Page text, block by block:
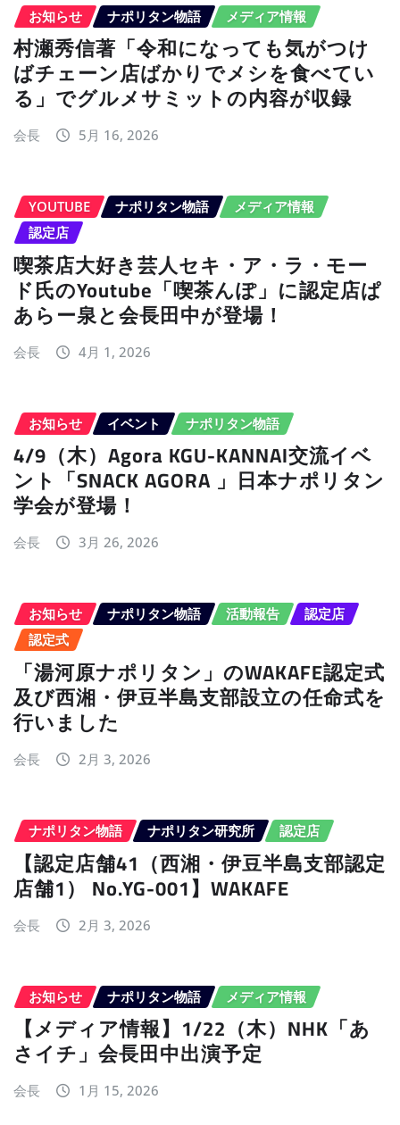
お知らせ ナポリタン物語 メディア情報
村瀬秀信著「令和になっても気がつけ
ばチェーン店ばかりでメシを食べてい
る」でグルメサミットの内容が収録
会長 5月 16, 2026
YOUTUBE ナポリタン物語
メディア情報
認定店
喫茶店大好き芸人セキ・ア・ラ・モー
ド氏のYoutube「喫茶んぽ」に認定店ぱ
あらー泉と会長田中が登場！
会長 4月 1, 2026
お知らせ イベント ナポリタン物語
4/9（木）Agora KGU-KANNAI交流イベ
ント「SNACK AGORA 」日本ナポリタン
学会が登場！
会長 3月 26, 2026
お知らせ ナポリタン物語 活動報告
認定店
認定式
「湯河原ナポリタン」のWAKAFE認定式
及び西湘・伊豆半島支部設立の任命式を
行いました
会長 2月 3, 2026
ナポリタン物語 ナポリタン研究所 認定店
【認定店舗41（西湘・伊豆半島支部認定
店舗1） No.YG-001】WAKAFE
会長 2月 3, 2026
お知らせ ナポリタン物語 メディア情報
【メディア情報】1/22（木）NHK「あ
さイチ」会長田中出演予定
会長 1月 15, 2026